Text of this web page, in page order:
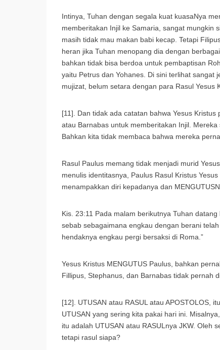
Intinya, Tuhan dengan segala kuat kuasaNya
memberitakan Injil ke Samaria, sangat mungkin
masih tidak mau makan babi kecap. Tetapi
heran jika Tuhan menopang dia dengan
bahkan tidak bisa berdoa untuk pembaptisan
yaitu Petrus dan Yohanes. Di sini terlihat sangat
mujizat, belum setara dengan para Rasul Yesus
[11]. Dan tidak ada catatan bahwa Yesus Kristus
atau Barnabas untuk memberitakan Injil.
Bahkan kita tidak membaca bahwa mereka
Rasul Paulus memang tidak menjadi murid
menulis identitasnya, Paulus Rasul Kristus
menampakkan diri kepadanya dan
Kis. 23:11 Pada malam berikutnya Tuhan
sebab sebagaimana engkau dengan berani
hendaknya engkau pergi bersaksi di Roma.”
Yesus Kristus MENGUTUS Paulus, bahkan
Fillipus, Stephanus, dan Barnabas tidak pernah
[12]. UTUSAN atau RASUL atau APOSTOLOS,
UTUSAN yang sering kita pakai hari ini.
itu adalah UTUSAN atau RASULnya JKW. Oleh
tetapi rasul siapa?